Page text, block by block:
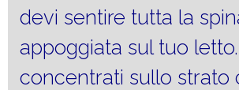
devi sentire tutta la
appoggiata sul tuo
concentrati sullo strato